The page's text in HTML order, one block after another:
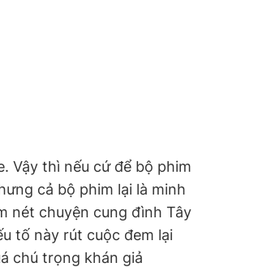
Vậy thì nếu cứ để bộ phim
cả bộ phim lại là minh
nét chuyện cung đình Tây
tố này rút cuộc đem lại
chú trọng khán giả